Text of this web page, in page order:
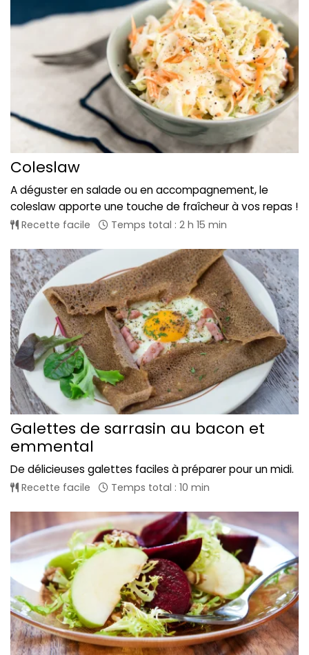
Coleslaw
A déguster en salade ou en accompagnement, le
coleslaw apporte une touche de fraîcheur à vos repas !
Recette facile Temps total : 2 h 15 min
Galettes de sarrasin au bacon et
emmental
De délicieuses galettes faciles à préparer pour un midi.
Recette facile Temps total : 10 min